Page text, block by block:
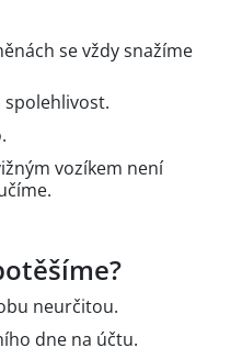
se vždy snažíme
spolehlivost.
vozíkem není
neurčitou.
dne na účtu.